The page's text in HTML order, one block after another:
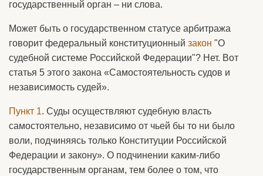
государственный орган – ни слова.
Может быть о государственном статусе арбитража
говорит федеральный конституционный закон "О
судебной системе Российской Федерации"? Нет. Вот
статья 5 этого закона «Самостоятельность судов и
независимость судей».
Пункт 1. Суды осуществляют судебную власть
самостоятельно, независимо от чьей бы то ни было
воли, подчиняясь только Конституции Российской
Федерации и закону». О подчинении каким-либо
государственным органам, тем более о том, что